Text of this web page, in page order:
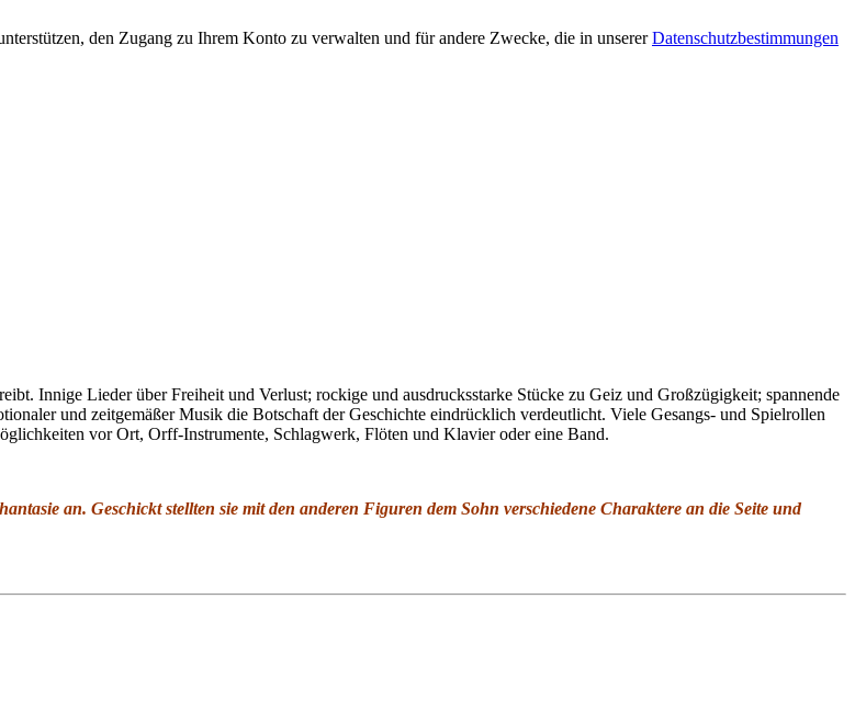
den Zugang zu Ihrem Konto zu verwalten und für andere Zwecke, die in unsererDatenschutzbestimmungen
Innige Lieder über Freiheit und Verlust; rockige und ausdrucksstarke Stücke zu Geiz und Großzügigkeit; spannende
und zeitgemäßer Musik die Botschaft der Geschichte eindrücklich verdeutlicht. Viele Gesangs- und Spielrollen
vor Ort, Orff-Instrumente, Schlagwerk, Flöten und Klavier oder eine Band.
an. Geschickt stellten sie mit den anderen Figuren dem Sohn verschiedene Charaktere an die Seite und